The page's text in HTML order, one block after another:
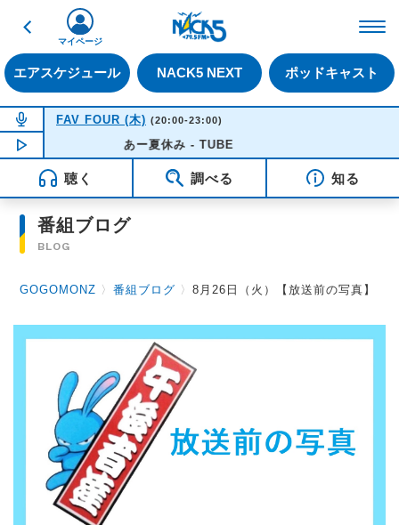
戻る
エアスケジュール NACK5 NEXT ポッドキャスト
マイページ
NOW ON AIR
FAV FOUR (木) (20:00-23:00)
NOW PLAYING20:50
あー夏休み - TUBE
聴く 調べる 知る
番組ブログ
BLOG
GOGOMONZ 〉番組ブログ 〉8月26日（火）【放送前の写真】